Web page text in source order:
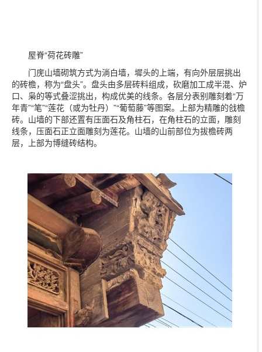
屋脊“荷花砖雕”
门庑山墙砌筑方式为淌白墙，墀头的上端，有向外层层挑出
的砖檐，称为“盘头”。盘头由多层砖料组成，砍磨加工成半混、炉
口、枭的等式叠涩挑出，构成优美的线条。各层分表别雕刻着“万
年青”“笔”“莲花（或为牡丹）”“葡萄藤”等图案。上部为精雕的戗檐
砖。山墙的下部还置有压面石及角柱石，在角柱石的立面，雕刻
线条，压面石正立面雕刻为莲花。山墙的山前部位为拔檐砖两
层，上部为博缝砖结构。